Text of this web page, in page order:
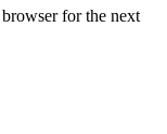
for the next